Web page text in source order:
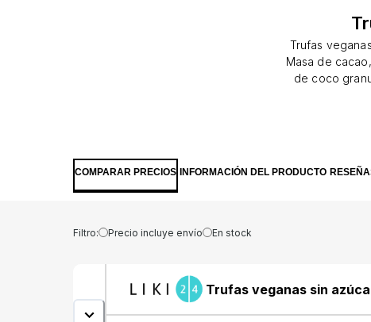
Trufas
Masa de
de coco
COMPARAR PRECIOS INFORMACIÓN DEL PRODUCTO
Filtro: Precio incluye envío En stock
Trufas veganas sin